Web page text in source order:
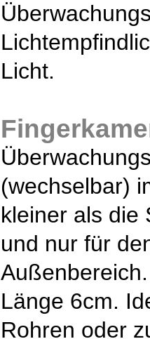
Licht.
(wechselbar)
kleiner als die
und nur für
Länge 6cm.
Rohren oder